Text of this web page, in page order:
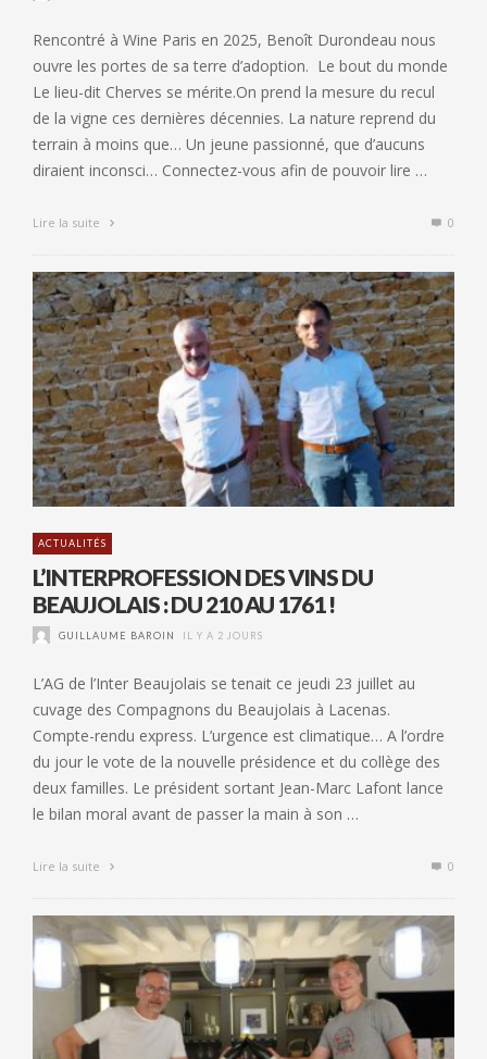
Rencontré à Wine Paris en 2025, Benoît Durondeau nous
ouvre les portes de sa terre d’adoption. Le bout du monde
Le lieu-dit Cherves se mérite.On prend la mesure du recul
de la vigne ces dernières décennies. La nature reprend du
terrain à moins que… Un jeune passionné, que d’aucuns
diraient inconsci… Connectez-vous afin de pouvoir lire …
Lire la suite 0
ACTUALITÉS
L’INTERPROFESSION DES VINS DU
BEAUJOLAIS : DU 210 AU 1761 !
GUILLAUME BAROIN IL Y A 2 JOURS
L’AG de l’Inter Beaujolais se tenait ce jeudi 23 juillet au
cuvage des Compagnons du Beaujolais à Lacenas.
Compte-rendu express. L’urgence est climatique… A l’ordre
du jour le vote de la nouvelle présidence et du collège des
deux familles. Le président sortant Jean-Marc Lafont lance
le bilan moral avant de passer la main à son …
Lire la suite 0